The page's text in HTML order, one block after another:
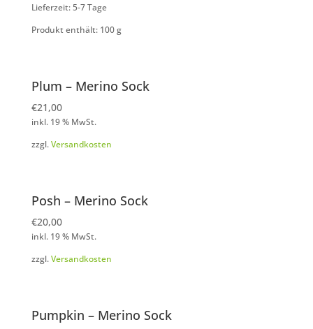
Lieferzeit: 5-7 Tage
Produkt enthält: 100g
Plum – Merino Sock
€21,00
inkl. 19 % MwSt.
zzgl.Versandkosten
Posh – Merino Sock
€20,00
inkl. 19 % MwSt.
zzgl.Versandkosten
Pumpkin – Merino Sock